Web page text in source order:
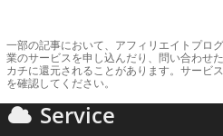
一部の記事において、アフィリエイトプロ
業のサービスを申し込んだり、問い合わせ
カチに還元されることがあります。サービ
を確認してください。
Service